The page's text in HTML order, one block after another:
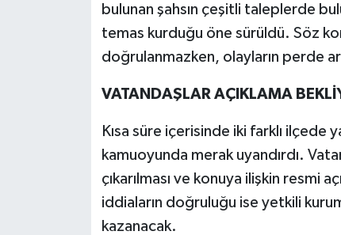
bulunan şahsın çeşitli taleplerde
temas kurduğu öne sürüldü. Söz
doğrulanmazken, olayların perde
VATANDAŞLAR AÇIKLAMA
Kısa süre içerisinde iki farklı ilçede
kamuoyunda merak uyandırdı.
çıkarılması ve konuya ilişkin resmi
iddiaların doğruluğu ise yetkili
kazanacak.